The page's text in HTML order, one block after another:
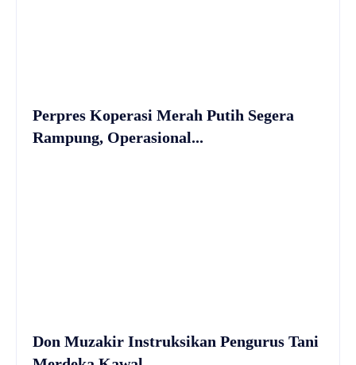
Perpres Koperasi Merah Putih Segera
Rampung, Operasional...
Don Muzakir Instruksikan Pengurus Tani